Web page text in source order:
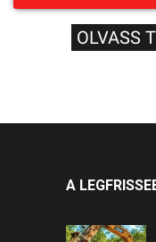
OLVASS
A